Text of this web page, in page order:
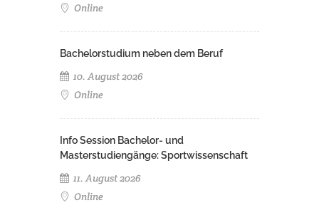
Online
Bachelorstudium neben dem Beruf
10. August 2026
Online
Info Session Bachelor- und
Masterstudiengänge: Sportwissenschaft
11. August 2026
Online